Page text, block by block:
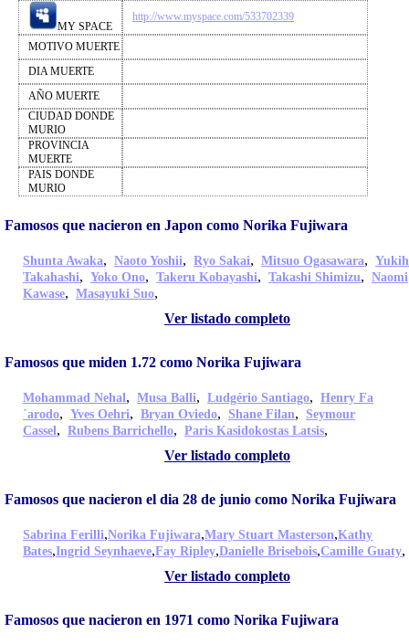
MY SPACE
http://www.myspace.com/533702339
MOTIVO MUERTE
DIA MUERTE
AÑO MUERTE
CIUDAD DONDE
MURIO
PROVINCIA
MUERTE
PAIS DONDE
MURIO
Famosos que nacieron en Japon como Norika Fujiwara
Shunta Awaka, Naoto Yoshii, Ryo Sakai, Mitsuo Ogasawara,
Takahashi, Yoko Ono, Takeru Kobayashi, Takashi Shimizu, Naomi
Kawase, Masayuki Suo,
Ver listado completo
Famosos que miden 1.72 como Norika Fujiwara
Mohammad Nehal, Musa Balli, Ludgério Santiago, Henry Fa
´arodo, Yves Oehri, Bryan Oviedo, Shane Filan, Seymour
Cassel, Rubens Barrichello, Paris Kasidokostas Latsis,
Ver listado completo
Famosos que nacieron el dia 28 de junio como Norika Fujiwara
Sabrina Ferilli,Norika Fujiwara,Mary Stuart Masterson,Kathy
Bates,Ingrid Seynhaeve,Fay Ripley,Danielle Brisebois,Camille Guaty,
Ver listado completo
Famosos que nacieron en 1971 como Norika Fujiwara